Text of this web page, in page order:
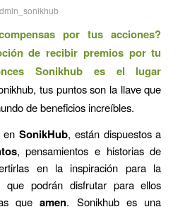
por tus acciones?
de recibir premios por tu
Sonikhub es el lugar
tus puntos son la llave que
de beneficios increíbles.
en SonikHub, están dispuestos a
, pensamientos e historias de
en la inspiración para la
podrán disfrutar para ellos
queamen. Sonikhub es una